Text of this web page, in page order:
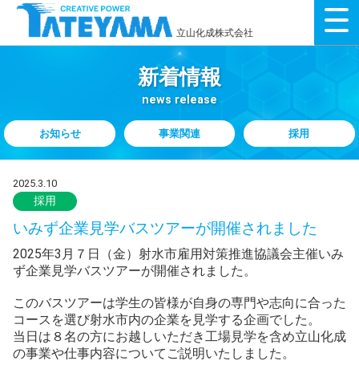
立山化成株式会社
新着情報
news release
お知らせ 事業関連 採用
2025.3.10
採用
いみず企業見学バスツアーが開催されました
2025年3 月７日（金）射水市雇用対策推進協議会主催いみ
ず企業見学バスツアーが開催されました。
このバスツアーは学生の皆様が自身の専門や志向に合った
コースを選び射水市内の企業を見学する企画でした。
当日は８名の方にお越しいただき工場見学を含め立山化成
の事業や仕事内容についてご説明いたしました。